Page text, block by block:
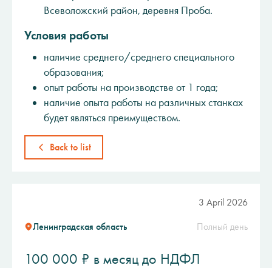
Всеволожский район, деревня Проба.
Условия работы
наличие среднего/среднего специального
образования;
опыт работы на производстве от 1 года;
наличие опыта работы на различных станках
будет являться преимуществом.
Back to list
3 April 2026
Ленинградская область Полный день
100 000 ₽ в месяц до НДФЛ